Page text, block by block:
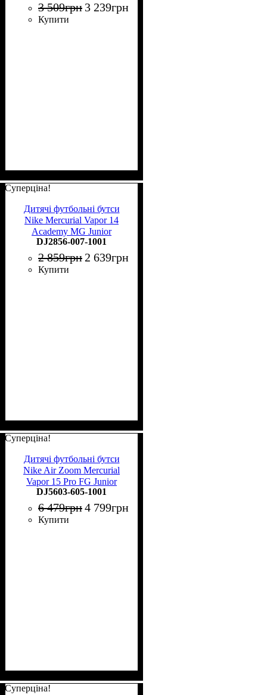
3 509грн 3 239грн
Купити
Суперціна!
Дитячі футбольні бутси
Nike Mercurial Vapor 14
Academy MG Junior
DJ2856-007
DJ2856-007-1001
2 859грн 2 639грн
Купити
Суперціна!
Дитячі футбольні бутси
Nike Air Zoom Mercurial
Vapor 15 Pro FG Junior
DJ5603-605
DJ5603-605-1001
6 479грн4 799грн
Купити
Суперціна!